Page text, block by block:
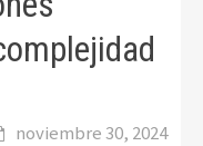
noviembre 30, 2024